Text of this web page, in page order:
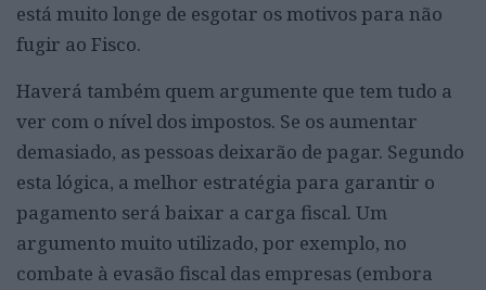
está muito longe de esgotar os motivos para não
fugir ao Fisco.
Haverá também quem argumente que tem tudo a
ver com o nível dos impostos. Se os aumentar
demasiado, as pessoas deixarão de pagar. Segundo
esta lógica, a melhor estratégia para garantir o
pagamento será baixar a carga fiscal. Um
argumento muito utilizado, por exemplo, no
combate à evasão fiscal das empresas (embora